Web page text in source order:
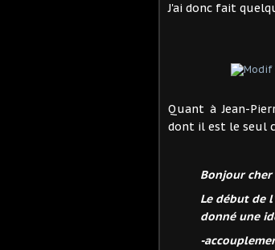
J'ai donc fait
Quant à Jean-
dont il est le seul
Bonjour cher
Le début de
donné une
-